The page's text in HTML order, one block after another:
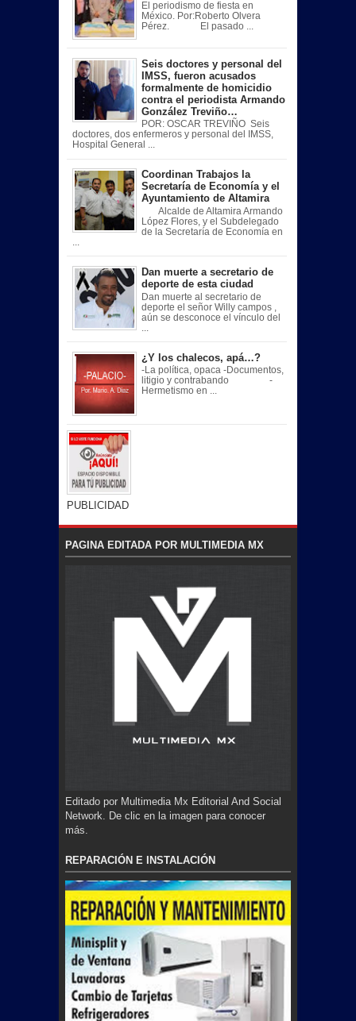
El periodismo de fiesta en
México. Por:Roberto Olvera
Pérez. El pasado ...
Seis doctores y personal del
IMSS, fueron acusados
formalmente de homicidio
contra el periodista Armando
González Treviño…
POR: OSCAR TREVIÑO Seis
doctores, dos enfermeros y personal del IMSS,
Hospital General ...
Coordinan Trabajos la
Secretaría de Economía y el
Ayuntamiento de Altamira
Alcalde de Altamira Armando
López Flores, y el Subdelegado
de la Secretaría de Economía en
Dan muerte a secretario de
deporte de esta ciudad
Dan muerte al secretario de
deporte el señor Willy campos ,
aún se desconoce el vínculo del
¿Y los chalecos, apá…?
-La política, opaca -Documentos,
litigio y contrabando -
Hermetismo en ...
PUBLICIDAD
PAGINA EDITADA POR MULTIMEDIA MX
Editado por Multimedia Mx Editorial And Social
Network. De clic en la imagen para conocer
más.
REPARACIÓN E INSTALACIÓN